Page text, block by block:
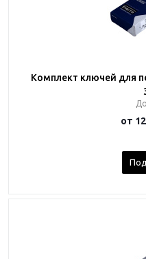
Комплект ключей для
от